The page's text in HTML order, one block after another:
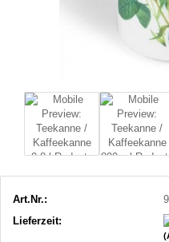
Art.Nr.:
Lieferzeit: